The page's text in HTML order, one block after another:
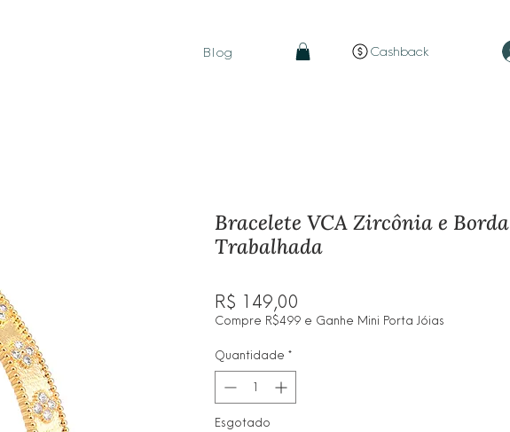
Blog Cashback
Bracelete VCA Zircônia e Borda
Trabalhada
R$ 149,00
Compre R$499 e Ganhe Mini Porta Jóias
Quantidade *
Esgotado